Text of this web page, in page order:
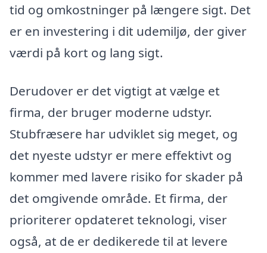
tid og omkostninger på længere sigt. Det
er en investering i dit udemiljø, der giver
værdi på kort og lang sigt.
Derudover er det vigtigt at vælge et
firma, der bruger moderne udstyr.
Stubfræsere har udviklet sig meget, og
det nyeste udstyr er mere effektivt og
kommer med lavere risiko for skader på
det omgivende område. Et firma, der
prioriterer opdateret teknologi, viser
også, at de er dedikerede til at levere